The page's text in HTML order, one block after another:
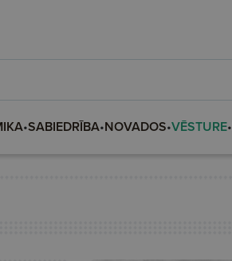
•SABIEDRĪBA•NOVADOS•VĒSTURE•